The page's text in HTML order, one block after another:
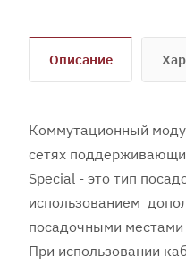
Описание
Коммутационный
сетях
Special - это тип
использованием
посадочными
При использовании